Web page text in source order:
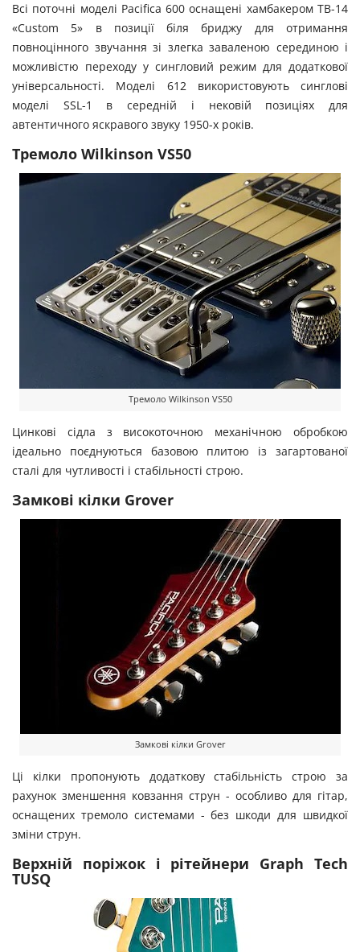
Всі поточні моделі Pacifica 600 оснащені хамбакером TB-14
«Custom 5» в позиції біля бриджу для отримання
повноцінного звучання зі злегка заваленою серединою і
можливістю переходу у сингловий режим для додаткової
універсальності. Моделі 612 використовують синглові
моделі SSL-1 в середній і нековій позиціях для
автентичного яскравого звуку 1950-х років.
Тремоло Wilkinson VS50
Тремоло Wilkinson VS50
Цинкові сідла з високоточною механічною обробкою
ідеально поєднуються базовою плитою із загартованої
сталі для чутливості і стабільності строю.
Замкові кілки Grover
Замкові кілки Grover
Ці кілки пропонують додаткову стабільність строю за
рахунок зменшення ковзання струн - особливо для гітар,
оснащених тремоло системами - без шкоди для швидкої
зміни струн.
Верхній поріжок і рітейнери Graph Tech
TUSQ